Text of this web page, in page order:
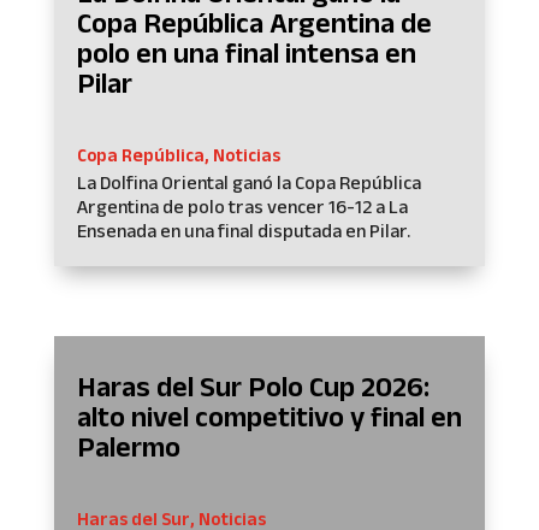
Copa República Argentina de
polo en una final intensa en
Pilar
Copa República, Noticias
La Dolfina Oriental ganó la Copa República
Argentina de polo tras vencer 16-12 a La
Ensenada en una final disputada en Pilar.
Haras del Sur Polo Cup 2026:
alto nivel competitivo y final en
Palermo
Haras del Sur, Noticias